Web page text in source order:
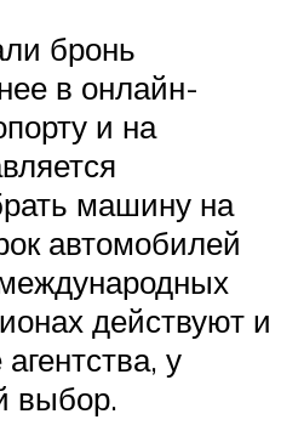
бронь
в онлайн-
и на
машину на
автомобилей
действуют и
у
выбор.